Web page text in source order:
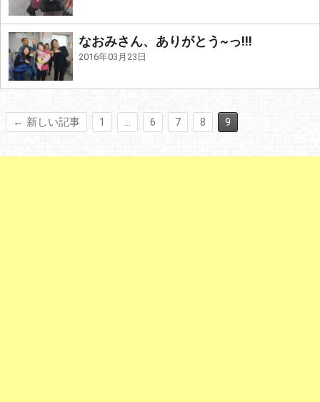
なおみさん、ありがとう~っ!!!
2016年03月23日
← 新しい記事 1 … 6 7 8 9